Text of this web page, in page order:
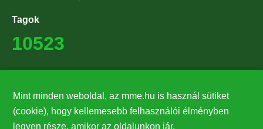
Tagok
10523
27224
Mint minden weboldal, az mme.hu is használ sütiket
(cookie), hogy kellemesebb felhasználói élményben
legyen része, amikor az oldalunkon jár.